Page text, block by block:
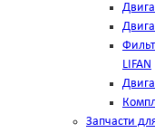
LIFAN
Запчасти